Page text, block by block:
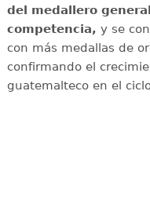
del medallero
competencia, y se
con más medallas de
confirmando el
guatemalteco en el